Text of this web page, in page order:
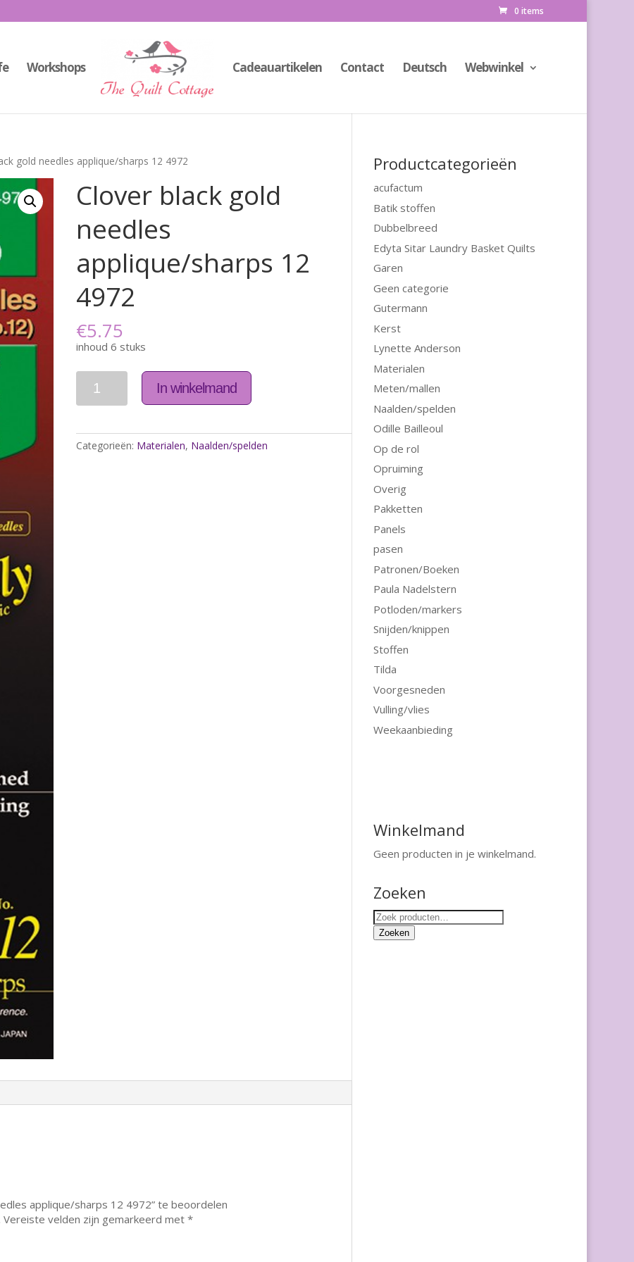
0 items
Workshops Cadeauartikelen Contact Deutsch Webwinkel
gold needles applique/sharps 12 4972
Clover black gold
needles
applique/sharps 12
4972
€5.75
inhoud 6 stuks
Aantal
In winkelmand
Categorieën: Materialen, Naalden/spelden
applique/sharps 12 4972” te beoordelen
Vereiste velden zijn gemarkeerd met *
Productcategorieën
acufactum
Batik stoffen
Dubbelbreed
Edyta Sitar Laundry Basket Quilts
Garen
Geen categorie
Gutermann
Kerst
Lynette Anderson
Materialen
Meten/mallen
Naalden/spelden
Odille Bailleoul
Op de rol
Opruiming
Overig
Pakketten
Panels
pasen
Patronen/Boeken
Paula Nadelstern
Potloden/markers
Snijden/knippen
Stoffen
Tilda
Voorgesneden
Vulling/vlies
Weekaanbieding
Winkelmand
Geen producten in je winkelmand.
Zoeken
Zoeken
naar:
Zoeken